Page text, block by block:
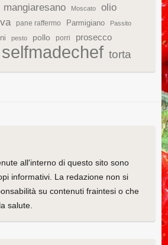
mangiaresano Moscato
olio
pane raffermo Parmigiano Passito
pesto pollo porri prosecco
selfmadechef torta
all'interno di questo sito sono
informativi. La redazione non si
su contenuti fraintesi o che
salute.